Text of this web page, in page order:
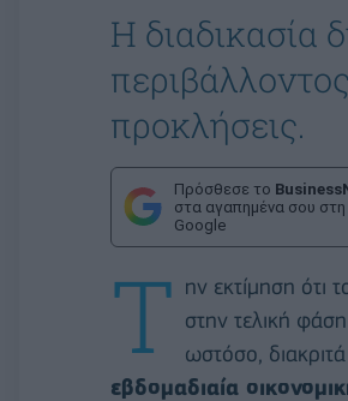
Η διαδικασία
προκλήσεις.
Πρόσθεσε το
στα αγαπημένα σου στη
Google
Τ ην εκτίμηση ότι
στην τελική
ωστόσο,
εβδομαδιαία